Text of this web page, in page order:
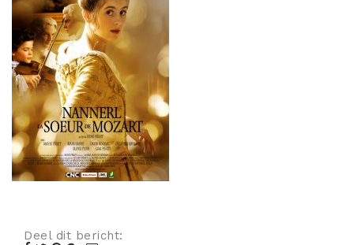
Oorlogsfilm
Romantische komedie
Thriller
Deel dit bericht: